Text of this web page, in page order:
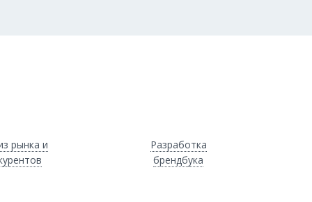
рынка и
Разработка
брендбука